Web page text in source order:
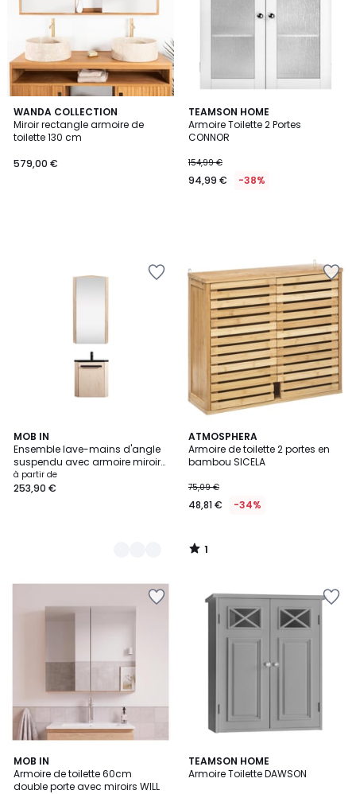
WANDA COLLECTION
Miroir rectangle armoire de
toilette 130 cm
579,00 €
TEAMSON HOME
Armoire Toilette 2 Portes
CONNOR
154,99 €
94,99 € -38%
MOB IN
Ensemble lave-mains d'angle
suspendu avec armoire miroir
SKINO
à partir de
253,90 €
2
Couleurs
ATMOSPHERA
Armoire de toilette 2 portes en
bambou SICELA
75,09 €
48,81 € -34%
1
/
5
1
/
MOB IN
Armoire de toilette 60cm
double porte avec miroirs WILL
TEAMSON HOME
Armoire Toilette DAWSON